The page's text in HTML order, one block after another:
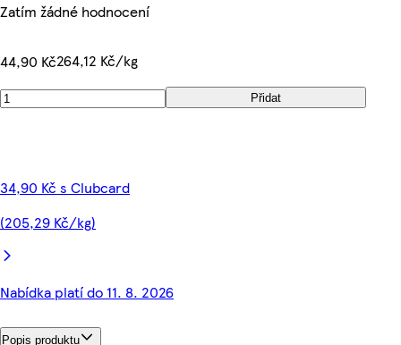
Zatím žádné hodnocení
44,90 Kč264,12 Kč/kg
Přidat
34,90 Kč s Clubcard
(205,29 Kč/kg)
Nabídka platí do 11. 8. 2026
Popis produktu